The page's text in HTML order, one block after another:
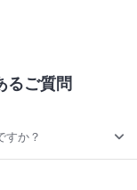
ご質問
すか？